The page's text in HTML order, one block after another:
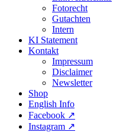
Fotorecht
Gutachten
Intern
KI Statement
Kontakt
Impressum
Disclaimer
Newsletter
Shop
English Info
Facebook ↗︎
Instagram ↗︎